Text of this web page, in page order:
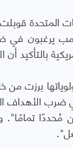
المتحدة
يرغبون في
بالتأكيد
برزت من
ضرب الأهداف
مُحددًا